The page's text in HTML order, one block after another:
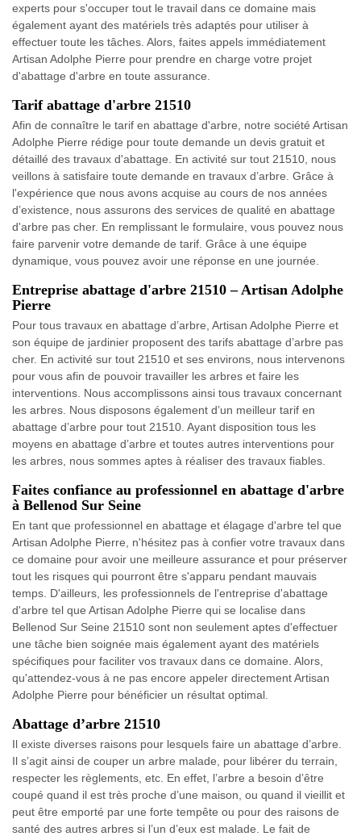
experts pour s'occuper tout le travail dans ce domaine mais
également ayant des matériels très adaptés pour utiliser à
effectuer toute les tâches. Alors, faites appels immédiatement
Artisan Adolphe Pierre pour prendre en charge votre projet
d'abattage d'arbre en toute assurance.
Tarif abattage d'arbre 21510
Afin de connaître le tarif en abattage d'arbre, notre société Artisan
Adolphe Pierre rédige pour toute demande un devis gratuit et
détaillé des travaux d'abattage. En activité sur tout 21510, nous
veillons à satisfaire toute demande en travaux d’arbre. Grâce à
l'expérience que nous avons acquise au cours de nos années
d’existence, nous assurons des services de qualité en abattage
d'arbre pas cher. En remplissant le formulaire, vous pouvez nous
faire parvenir votre demande de tarif. Grâce à une équipe
dynamique, vous pouvez avoir une réponse en une journée.
Entreprise abattage d'arbre 21510 – Artisan Adolphe
Pierre
Pour tous travaux en abattage d’arbre, Artisan Adolphe Pierre et
son équipe de jardinier proposent des tarifs abattage d’arbre pas
cher. En activité sur tout 21510 et ses environs, nous intervenons
pour vous afin de pouvoir travailler les arbres et faire les
interventions. Nous accomplissons ainsi tous travaux concernant
les arbres. Nous disposons également d’un meilleur tarif en
abattage d’arbre pour tout 21510. Ayant disposition tous les
moyens en abattage d’arbre et toutes autres interventions pour
les arbres, nous sommes aptes à réaliser des travaux fiables.
Faites confiance au professionnel en abattage d'arbre
à Bellenod Sur Seine
En tant que professionnel en abattage et élagage d'arbre tel que
Artisan Adolphe Pierre, n'hésitez pas à confier votre travaux dans
ce domaine pour avoir une meilleure assurance et pour préserver
tout les risques qui pourront être s'apparu pendant mauvais
temps. D'ailleurs, les professionnels de l'entreprise d'abattage
d'arbre tel que Artisan Adolphe Pierre qui se localise dans
Bellenod Sur Seine 21510 sont non seulement aptes d'effectuer
une tâche bien soignée mais également ayant des matériels
spécifiques pour faciliter vos travaux dans ce domaine. Alors,
qu'attendez-vous à ne pas encore appeler directement Artisan
Adolphe Pierre pour bénéficier un résultat optimal.
Abattage d’arbre 21510
Il existe diverses raisons pour lesquels faire un abattage d’arbre.
Il s’agit ainsi de couper un arbre malade, pour libérer du terrain,
respecter les règlements, etc. En effet, l’arbre a besoin d’être
coupé quand il est très proche d’une maison, ou quand il vieillit et
peut être emporté par une forte tempête ou pour des raisons de
santé des autres arbres si l’un d’eux est malade. Le fait de